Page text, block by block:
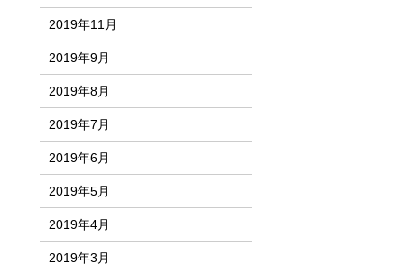
2019年11月
2019年9月
2019年8月
2019年7月
2019年6月
2019年5月
2019年4月
2019年3月